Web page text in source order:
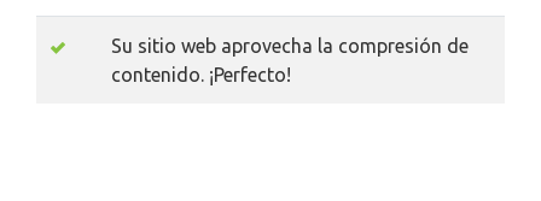
Su sitio web aprovecha la compresión de
contenido. ¡Perfecto!